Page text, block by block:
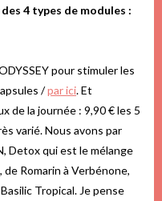
4 types de modules :
pour stimuler les
/par ici. Et
de la journée : 9,90 € les 5
varié. Nous avons par
Detox qui est le mélange
Romarin à Verbénone,
Tropical. Je pense